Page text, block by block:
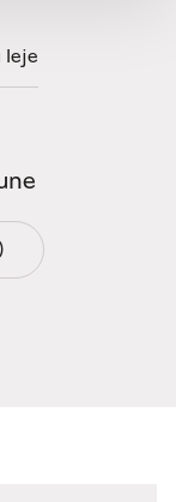
på
køb eller alt
leje